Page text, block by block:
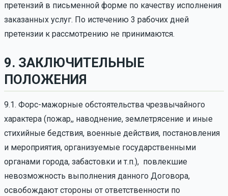
претензий в письменной форме по качеству исполнения
заказанных услуг. По истечению 3 рабочих дней
претензии к рассмотрению не принимаются.
9. ЗАКЛЮЧИТЕЛЬНЫЕ
ПОЛОЖЕНИЯ
9.1. Форс-мажорные обстоятельства чрезвычайного
характера (пожар,, наводнение, землетрясение и иные
стихийные бедствия, военные действия, постановления
и мероприятия, организуемые государственными
органами города, забастовки и т.п.), повлекшие
невозможность выполнения данного Договора,
освобождают стороны от ответственности по